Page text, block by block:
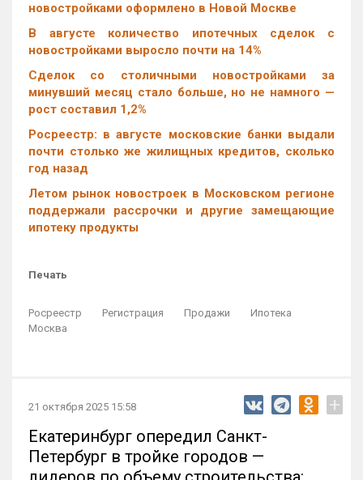
новостройками оформлено в Новой Москве
В августе количество ипотечных сделок с
новостройками выросло почти на 14%
Cделок со столичными новостройками за
минувший месяц стало больше, но не намного —
рост составил 1,2%
Росреестр: в августе московские банки выдали
почти столько же жилищных кредитов, сколько
год назад
Летом рынок новостроек в Московском регионе
поддержали рассрочки и другие замещающие
ипотеку продукты
Печать
Росреестр Регистрация Продажи
Ипотека
Москва
21 октября 2025 15:58 +
Екатеринбург опередил Санкт-
Петербург в тройке городов —